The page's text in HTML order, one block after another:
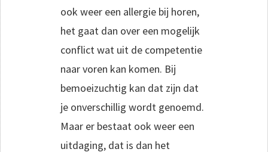
ook weer een allergie bij horen,
het gaat dan over een mogelijk
conflict wat uit de competentie
naar voren kan komen. Bij
bemoeizuchtig kan dat zijn dat
je onverschillig wordt genoemd.
Maar er bestaat ook weer een
uitdaging, dat is dan het